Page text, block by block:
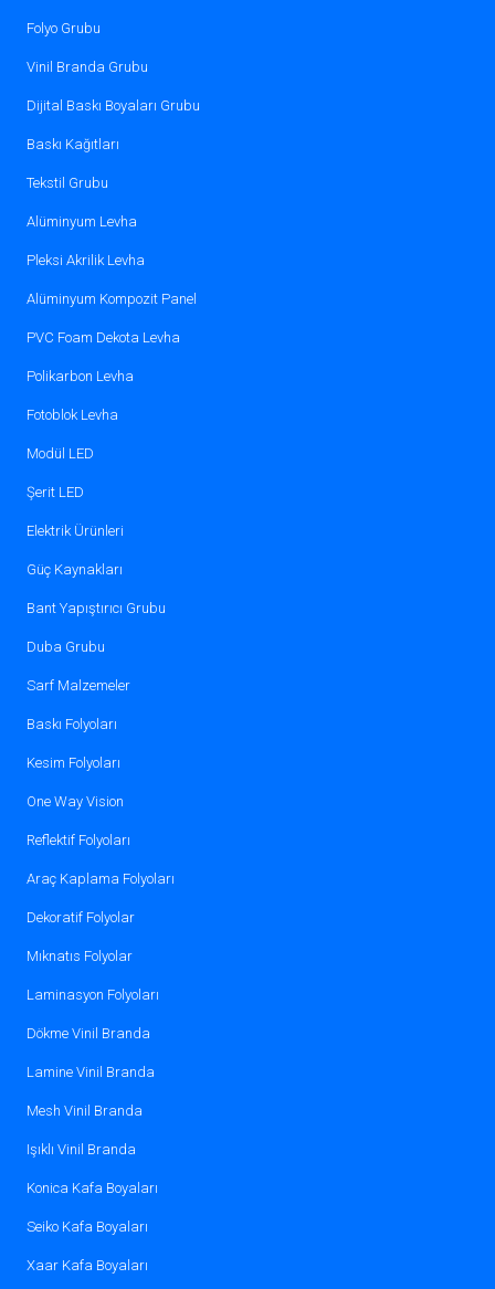
Folyo Grubu
Vinil Branda Grubu
Dijital Baskı Boyaları Grubu
Baskı Kağıtları
Tekstil Grubu
Alüminyum Levha
Pleksi Akrilik Levha
Alüminyum Kompozit Panel
PVC Foam Dekota Levha
Polikarbon Levha
Fotoblok Levha
Modül LED
Şerit LED
Elektrik Ürünleri
Güç Kaynakları
Bant Yapıştırıcı Grubu
Duba Grubu
Sarf Malzemeler
Baskı Folyoları
Kesim Folyoları
One Way Vision
Reflektif Folyoları
Araç Kaplama Folyoları
Dekoratif Folyolar
Mıknatıs Folyolar
Laminasyon Folyoları
Dökme Vinil Branda
Lamine Vinil Branda
Mesh Vinil Branda
Işıklı Vinil Branda
Konica Kafa Boyaları
Seiko Kafa Boyaları
Xaar Kafa Boyaları